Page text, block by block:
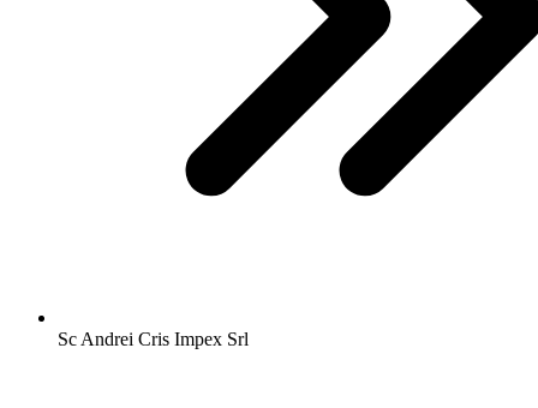
Sc Andrei Cris Impex Srl